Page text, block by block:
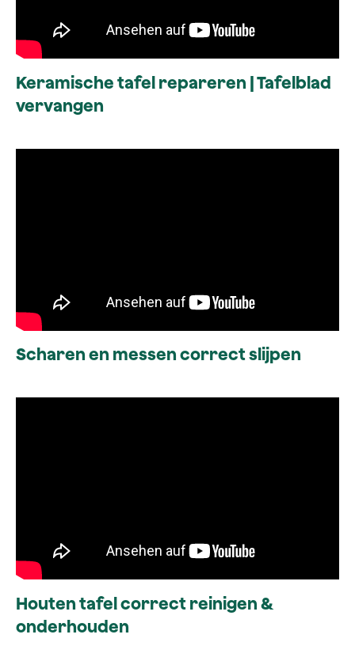
Keramische tafel repareren | Tafelblad
vervangen
Scharen en messen correct slijpen
Houten tafel correct reinigen &
onderhouden